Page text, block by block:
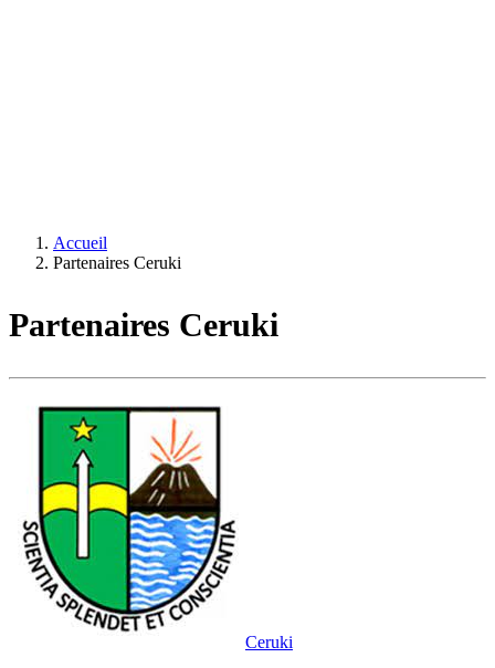
Accueil
Partenaires Ceruki
Partenaires Ceruki
Ceruki